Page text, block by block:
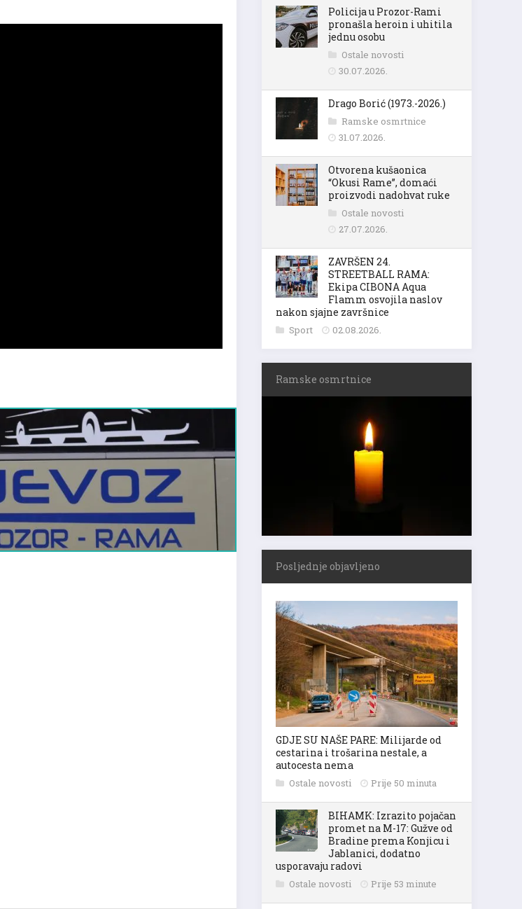
Policija u Prozor-Rami
pronašla heroin i uhitila
jednu osobu
Ostale novosti
30.07.2026.
Drago Borić (1973.-2026.)
Ramske osmrtnice
31.07.2026.
Otvorena kušaonica
“Okusi Rame”, domaći
proizvodi nadohvat ruke
Ostale novosti
27.07.2026.
ZAVRŠEN 24.
STREETBALL RAMA:
Ekipa CIBONA Aqua
Flamm osvojila naslov
nakon sjajne završnice
Sport 02.08.2026.
Ramske osmrtnice
Posljednje objavljeno
GDJE SU NAŠE PARE: Milijarde od
cestarina i trošarina nestale, a
autocesta nema
Ostale novosti Prije 50 minuta
BIHAMK: Izrazito pojačan
promet na M-17: Gužve od
Bradine prema Konjicu i
Jablanici, dodatno
usporavaju radovi
Ostale novosti Prije 53 minute